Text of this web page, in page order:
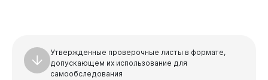
Утвержденные проверочные листы в формате,
допускающем их использование для
самообследования